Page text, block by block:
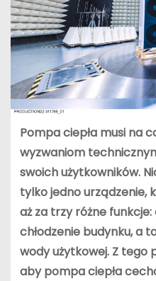
Pompa ciepła musi na
wyzwaniom
swoich użytkowników.
tylko jedno urządzenie,
aż za trzy różne
chłodzenie budynku, a
wody użytkowej. Z tego
aby pompa ciepła